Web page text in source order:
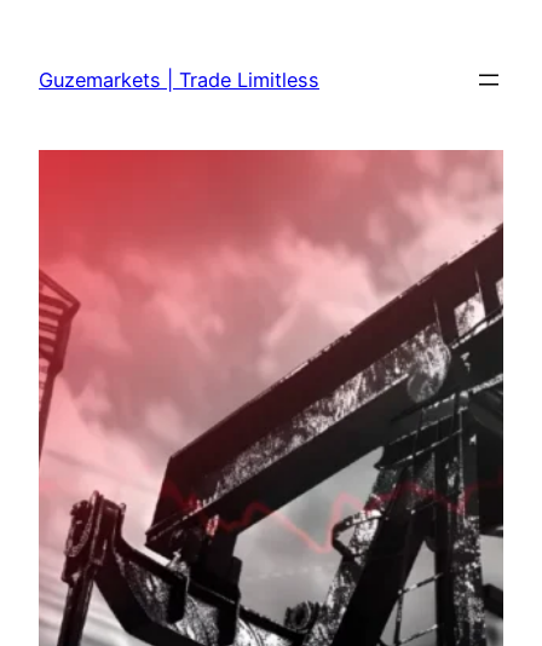
content
Guzemarkets | Trade Limitless